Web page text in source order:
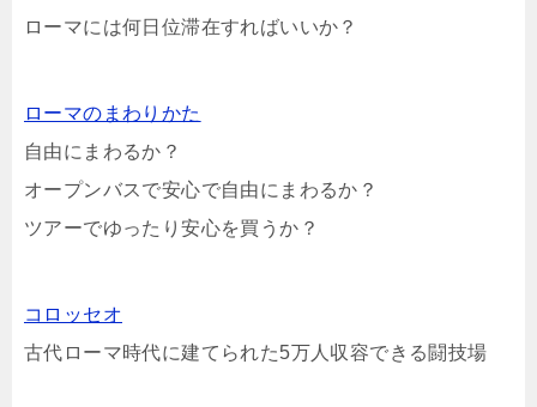
ローマには何日位滞在すればいいか？
ローマのまわりかた
自由にまわるか？
オープンバスで安心で自由にまわるか？
ツアーでゆったり安心を買うか？
コロッセオ
古代ローマ時代に建てられた5万人収容できる闘技場